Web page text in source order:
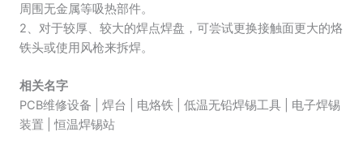
周围无金属等吸热部件。
2、对于较厚、较大的焊点焊盘，可尝试更换接触面更大的烙
铁头或使用风枪来拆焊。
相关名字
PCB维修设备 | 焊台 | 电烙铁 | 低温无铅焊锡工具 | 电子焊锡
装置 | 恒温焊锡站